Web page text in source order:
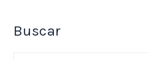
2. El proceso de impugnación
Buscar